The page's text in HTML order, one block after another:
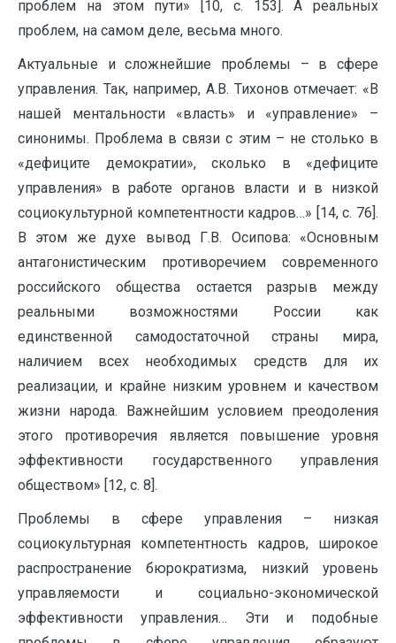
проблем на этом пути» [10, с. 153]. А реальных
проблем, на самом деле, весьма много.
Актуальные и сложнейшие проблемы – в сфере
управления. Так, например, А.В. Тихонов отмечает: «В
нашей ментальности «власть» и «управление» –
синонимы. Проблема в связи с этим – не столько в
«дефиците демократии», сколько в «дефиците
управления» в работе органов власти и в низкой
социокультурной компетентности кадров…» [14, с. 76].
В этом же духе вывод Г.В. Осипова: «Основным
антагонистическим противоречием современного
российского общества остается разрыв между
реальными возможностями России как
единственной самодостаточной страны мира,
наличием всех необходимых средств для их
реализации, и крайне низким уровнем и качеством
жизни народа. Важнейшим условием преодоления
этого противоречия является повышение уровня
эффективности государственного управления
обществом» [12, с. 8].
Проблемы в сфере управления – низкая
социокультурная компетентность кадров, широкое
распространение бюрократизма, низкий уровень
управляемости и социально-экономической
эффективности управления… Эти и подобные